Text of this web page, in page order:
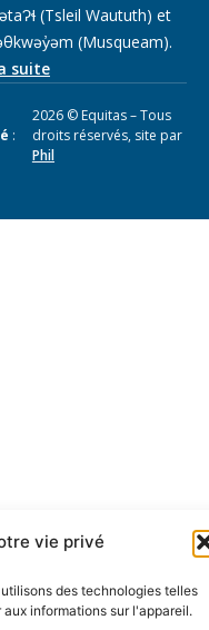
vie privé
des technologies telles
informations sur l'appareil.
(Tsleil Waututh) et
(Musqueam).
suite
:
2026 © Equitas – Tous
droits réservés, site par
Phil